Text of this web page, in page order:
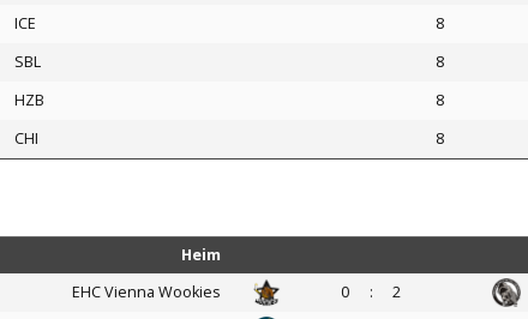
ICE 8
SBL 8
HZB 8
CHI 8
Heim
EHC Vienna Wookies 0 : 2